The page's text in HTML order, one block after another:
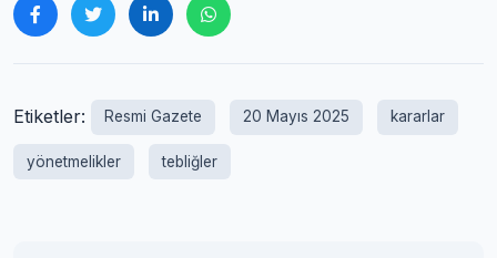
Etiketler: Resmi Gazete 20 Mayıs 2025 kararlar
yönetmelikler tebliğler